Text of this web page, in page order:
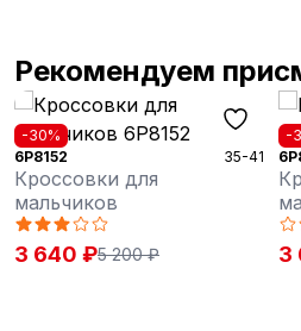
Рекомендуем
-30%
6P8152
35-41
Кроссовки для
мальчиков
3 640 ₽5 200 ₽
-
3